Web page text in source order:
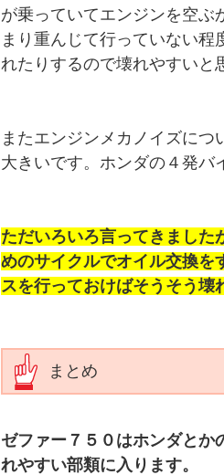
が乗っていてエンジンを空ぶ
まり重んじて行っていない
れたりするので壊れやすいと
またエンジンメカノイズに
大きいです。ホンダの４発バ
ただいろいろ言ってきました
めのサイクルでオイル交換を
スを行っておけばそうそう壊
まとめ
ゼファー７５０はホンダとか
れやすい部類に入ります。